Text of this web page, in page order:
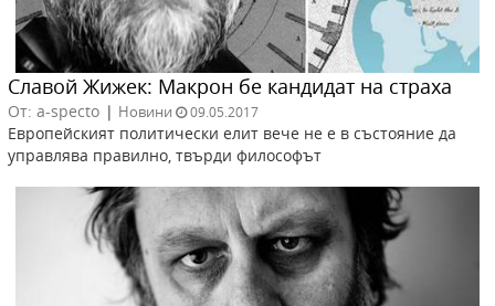
Славой Жижек: Макрон бе кандидат на страха
От: a-specto | Новини 09.05.2017
Европейският политически елит вече не е в състояние да
управлява правилно, твърди философът